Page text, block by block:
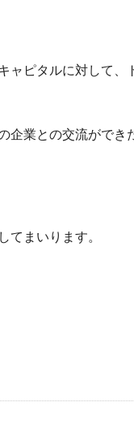
ピタルに対して
業との交流がで
てまいります。